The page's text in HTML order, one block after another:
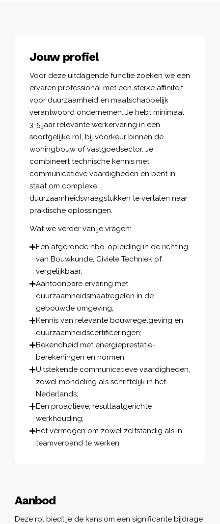
Aanbod
Deze rol biedt je de kans om een significante bijdrage
Jouw profiel
Voor deze uitdagende functie zoeken we een
ervaren professional met een sterke affiniteit
voor duurzaamheid en maatschappelijk
verantwoord ondernemen. Je hebt minimaal
3-5 jaar relevante werkervaring in een
soortgelijke rol, bij voorkeur binnen de
woningbouw of vastgoedsector. Je
combineert technische kennis met
communicatieve vaardigheden en bent in
staat om complexe
duurzaamheidsvraagstukken te vertalen naar
praktische oplossingen.
Wat we verder van je vragen:
Een afgeronde hbo-opleiding in de richting
van Bouwkunde, Civiele Techniek of
vergelijkbaar;
Aantoonbare ervaring met
duurzaamheidsmaatregelen in de
gebouwde omgeving;
Kennis van relevante bouwregelgeving en
duurzaamheidscertificeringen;
Bekendheid met energieprestatie-
berekeningen en normen;
Uitstekende communicatieve vaardigheden,
zowel mondeling als schriftelijk in het
Nederlands;
Een proactieve, resultaatgerichte
werkhouding;
Het vermogen om zowel zelfstandig als in
teamverband te werken.